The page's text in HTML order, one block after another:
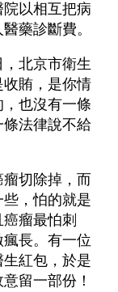
以相互把病
藥診斷費。
北京市衛生
賄，是你情
也沒有一條
法律說不給
切除掉，而
，怕的就是
瘤最怕刺
長。有一位
紅包，於是
留一部份！